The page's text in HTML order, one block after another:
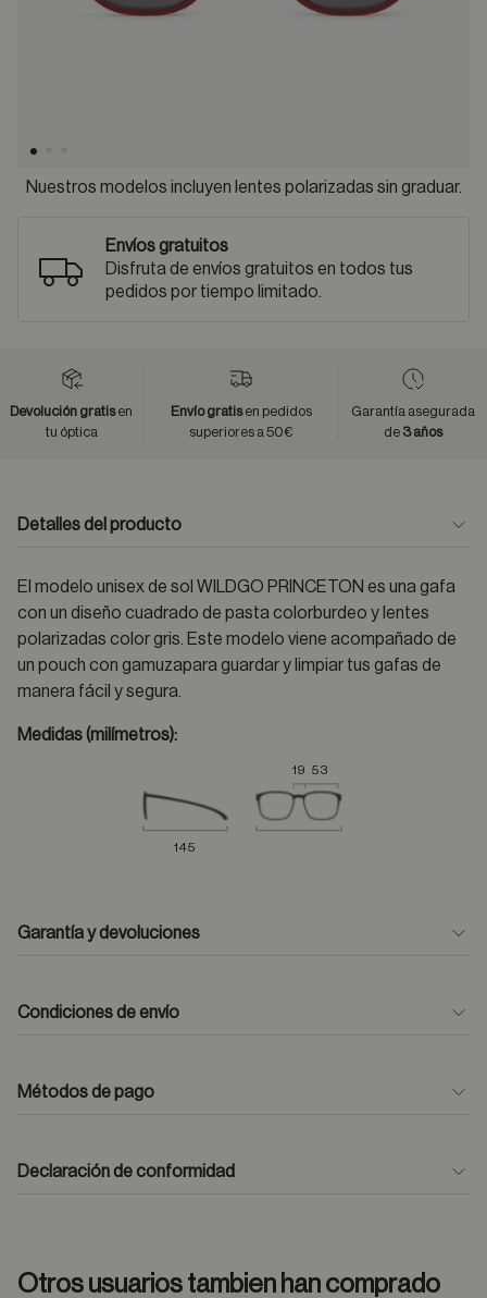
Nuestros modelos incluyen lentes polarizadas sin graduar.
Envíos gratuitos
Disfruta de envíos gratuitos en todos tus
pedidos por tiempo limitado.
Devolución gratisen
tu óptica
Envío gratisen pedidos
superiores a 50€
Garantía asegurada
de 3 años
Detalles del producto
El modelo unisex de sol WILDGO PRINCETON es una gafa
con un diseño cuadrado de pasta colorburdeo y lentes
polarizadas color gris. Este modelo viene acompañado de
un pouch con gamuzapara guardar y limpiar tus gafas de
manera fácil y segura.
Medidas (milímetros):
19 53
145
Garantía y devoluciones
Condiciones de envío
Métodos de pago
Declaración de conformidad
Otros usuarios tambien han comprado